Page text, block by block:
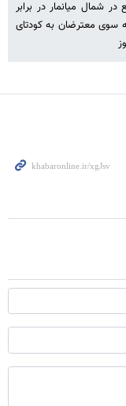
شمال میانمار در برابر
سوی معترضان به کودتای